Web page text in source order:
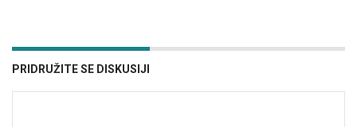
PRIDRUŽITE SE DISKUSIJI